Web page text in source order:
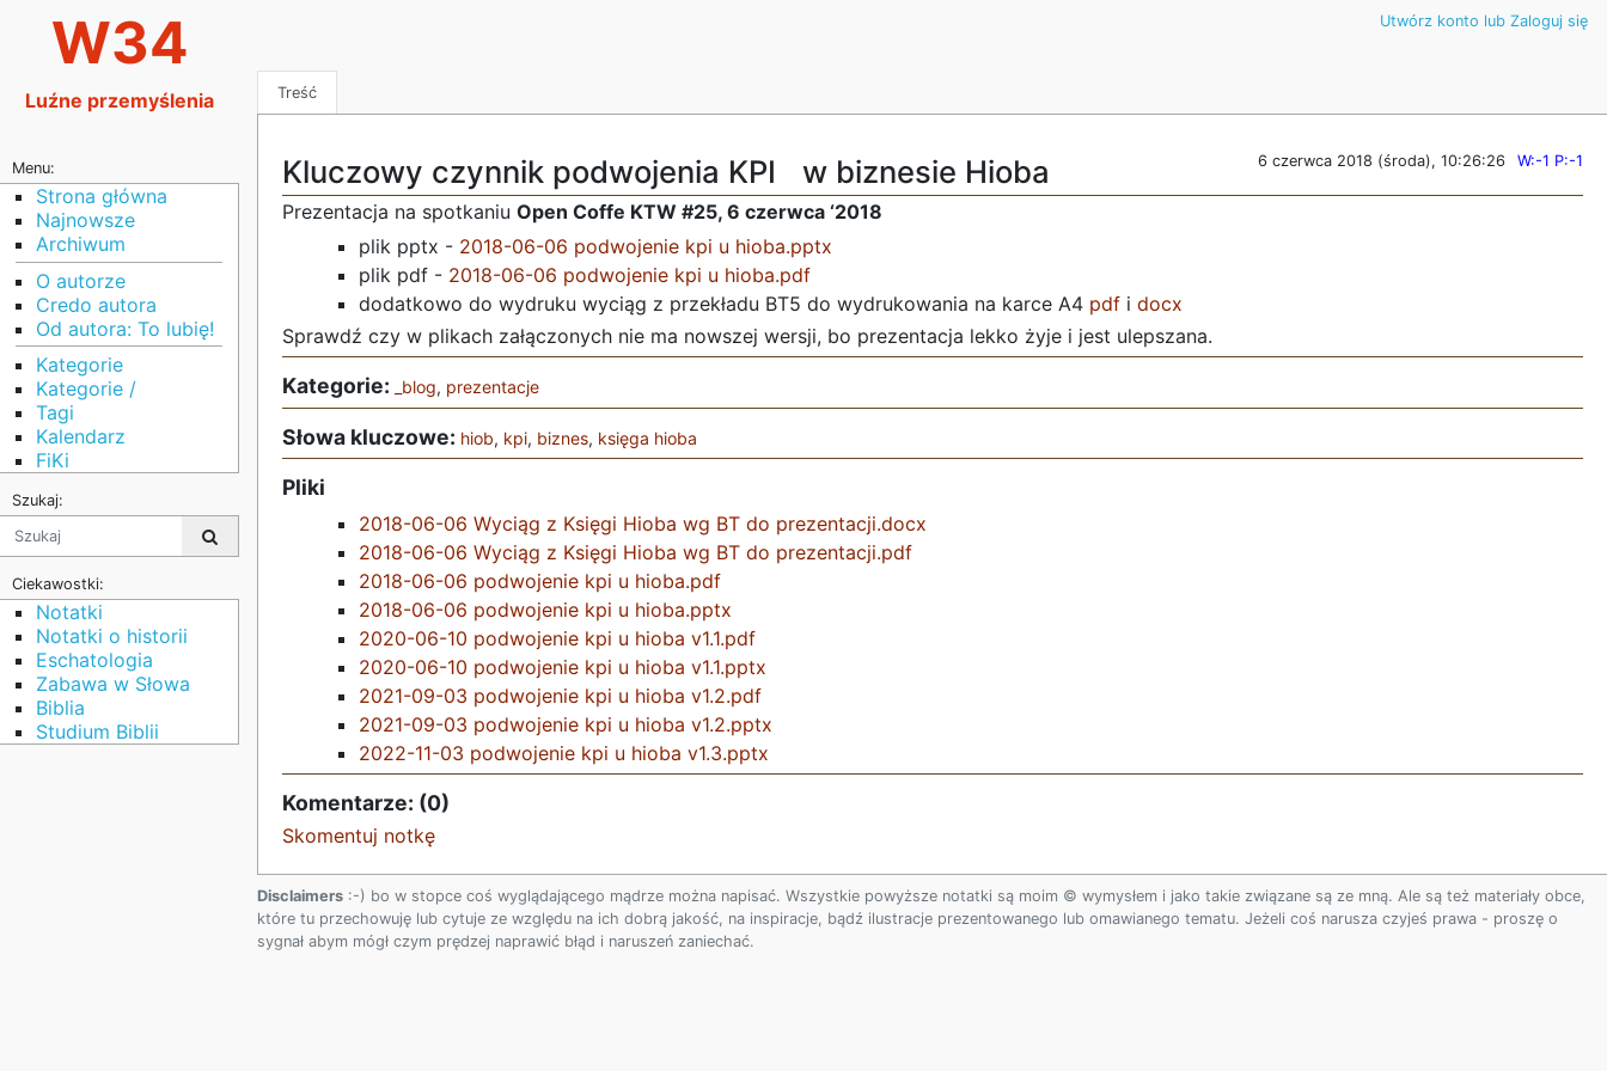
W34
Luźne przemyślenia
Menu:
Strona główna
Najnowsze
Archiwum
O autorze
Credo autora
Od autora: To lubię!
Kategorie
Kategorie /
Tagi
Kalendarz
FiKi
Szukaj:
Ciekawostki:
Notatki
Notatki o historii
Eschatologia
Zabawa w Słowa
Biblia
Studium Biblii
Utwórz konto lub Zaloguj się
Treść
W:-1 P:-1
6 czerwca 2018 (środa), 10:26:26
Kluczowy czynnik podwojenia KPI w biznesie Hioba
Prezentacja na spotkaniu Open Coffe KTW #25, 6 czerwca ‘2018
plik pptx - 2018-06-06 podwojenie kpi u hioba.pptx
plik pdf - 2018-06-06 podwojenie kpi u hioba.pdf
dodatkowo do wydruku wyciąg z przekładu BT5 do wydrukowania na karce A4 pdf i docx
Sprawdź czy w plikach załączonych nie ma nowszej wersji, bo prezentacja lekko żyje i jest ulepszana.
Kategorie: _blog, prezentacje
Słowa kluczowe: hiob, kpi, biznes, księga hioba
Pliki
2018-06-06 Wyciąg z Księgi Hioba wg BT do prezentacji.docx
2018-06-06 Wyciąg z Księgi Hioba wg BT do prezentacji.pdf
2018-06-06 podwojenie kpi u hioba.pdf
2018-06-06 podwojenie kpi u hioba.pptx
2020-06-10 podwojenie kpi u hioba v1.1.pdf
2020-06-10 podwojenie kpi u hioba v1.1.pptx
2021-09-03 podwojenie kpi u hioba v1.2.pdf
2021-09-03 podwojenie kpi u hioba v1.2.pptx
2022-11-03 podwojenie kpi u hioba v1.3.pptx
Komentarze: (0)
Skomentuj notkę
Disclaimers :-) bo w stopce coś wyglądającego mądrze można napisać. Wszystkie powyższe notatki są moim © wymysłem i jako takie związane są ze mną. Ale są też materiały obce,
które tu przechowuję lub cytuje ze względu na ich dobrą jakość, na inspiracje, bądź ilustracje prezentowanego lub omawianego tematu. Jeżeli coś narusza czyjeś prawa - proszę o
sygnał abym mógł czym prędzej naprawić błąd i naruszeń zaniechać.